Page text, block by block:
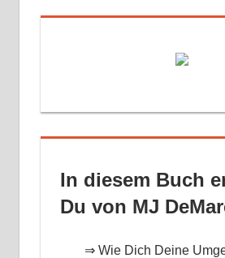
In diesem Buch
Du von MJ
⇒ Wie Dich Deine